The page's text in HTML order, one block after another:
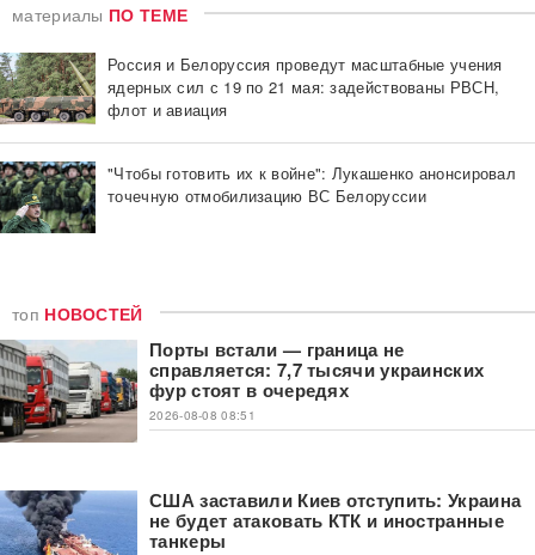
материалы ПО ТЕМЕ
Россия и Белоруссия проведут масштабные учения
ядерных сил с 19 по 21 мая: задействованы РВСН,
флот и авиация
"Чтобы готовить их к войне": Лукашенко анонсировал
точечную отмобилизацию ВС Белоруссии
топ НОВОСТЕЙ
Порты встали — граница не
справляется: 7,7 тысячи украинских
фур стоят в очередях
2026-08-08 08:51
США заставили Киев отступить: Украина
не будет атаковать КТК и иностранные
танкеры